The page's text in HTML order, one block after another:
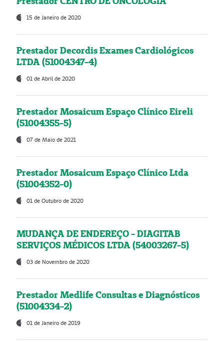
15 de Janeiro de 2020
Prestador Decordis Exames Cardiológicos
LTDA (51004347-4)
01 de Abril de 2020
Prestador Mosaicum Espaço Clínico Eireli
(51004355-5)
07 de Maio de 2021
Prestador Mosaicum Espaço Clínico Ltda
(51004352-0)
01 de Outubro de 2020
MUDANÇA DE ENDEREÇO - DIAGITAB
SERVIÇOS MÉDICOS LTDA (54003267-5)
03 de Novembro de 2020
Prestador Medlife Consultas e Diagnósticos
(51004334-2)
01 de Janeiro de 2019